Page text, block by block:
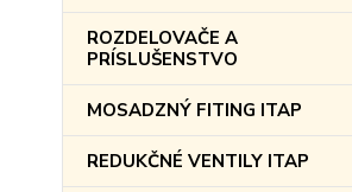
ROZDELOVAČE A
PRÍSLUŠENSTVO
MOSADZNÝ FITING ITAP
REDUKČNÉ VENTILY ITAP